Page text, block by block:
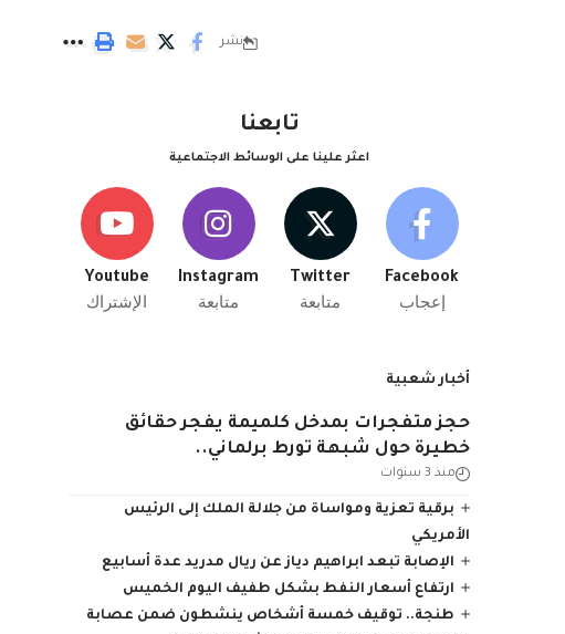
نشر
تابعنا
اعثر علينا على الوسائط الاجتماعية
Facebook
إعجاب
Twitter
متابعة
Instagram
متابعة
Youtube
الإشتراك
أخبار شعبية
حجز متفجرات بمدخل كلميمة يفجر حقائق
خطيرة حول شبهة تورط برلماني..
منذ 3 سنوات
برقية تعزية ومواساة من جلالة الملك إلى الرئيس
الأمريكي
الإصابة تبعد ابراهيم دياز عن ريال مدريد عدة أسابيع
ارتفاع أسعار النفط بشكل طفيف اليوم الخميس
طنجة.. توقيف خمسة أشخاص ينشطون ضمن عصابة